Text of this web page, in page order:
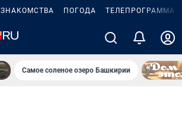
ЗНАКОМСТВА ПОГОДА ТЕЛЕПРОГРАММА
Самое соленое озеро Башкирии